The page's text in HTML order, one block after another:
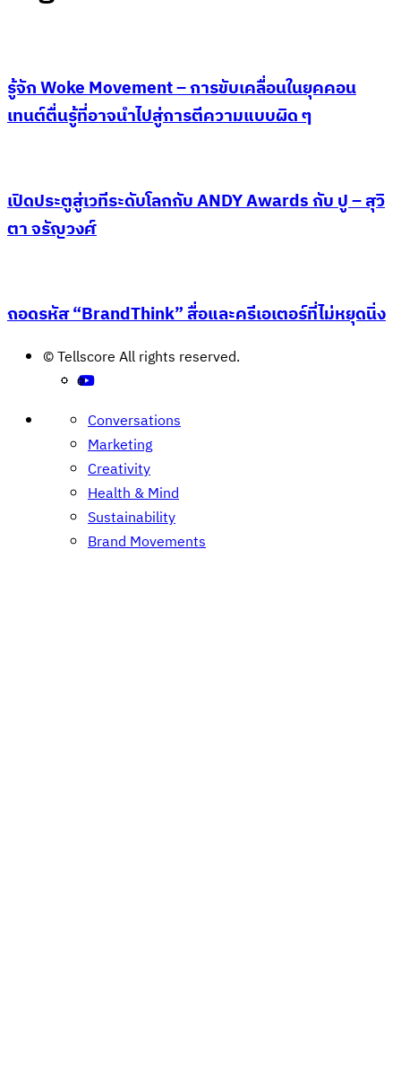
รู้จัก Woke Movement – การขับเคลื่อนในยุคคอน
เทนต์ตื่นรู้ที่อาจนำไปสู่การตีความแบบผิด ๆ
เปิดประตูสู่เวทีระดับโลกกับ ANDY Awards กับ ปู – สุวิ
ตา จรัญวงศ์
ถอดรหัส “BrandThink” สื่อและครีเอเตอร์ที่ไม่หยุดนิ่ง
© Tellscore All rights reserved.
Conversations
Marketing
Creativity
Health & Mind
Sustainability
Brand Movements